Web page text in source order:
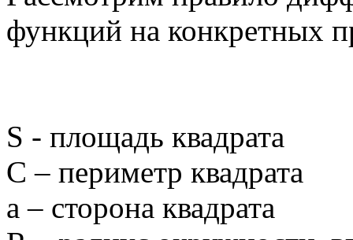
функций на конкретных
S - площадь квадрата
C – периметр квадрата
a – сторона квадрата